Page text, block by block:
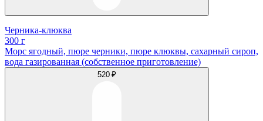
Черника-клюква
300 г
Морс ягодный, пюре черники, пюре клюквы, сахарный сироп,
вода газированная (собственное приготовление)
520 ₽